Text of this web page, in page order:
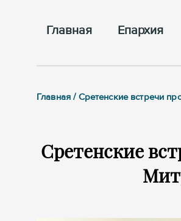
Главная Епархия
Главная / Сретенские встречи
Сретенские